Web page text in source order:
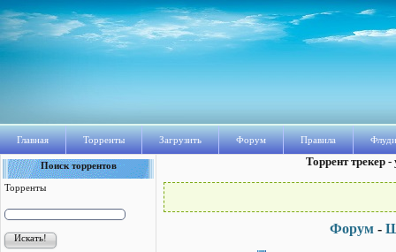
Главная Торренты Загрузить Форум Правила
Поиск торрентов
Торренты
Торрент трекер
Форум-